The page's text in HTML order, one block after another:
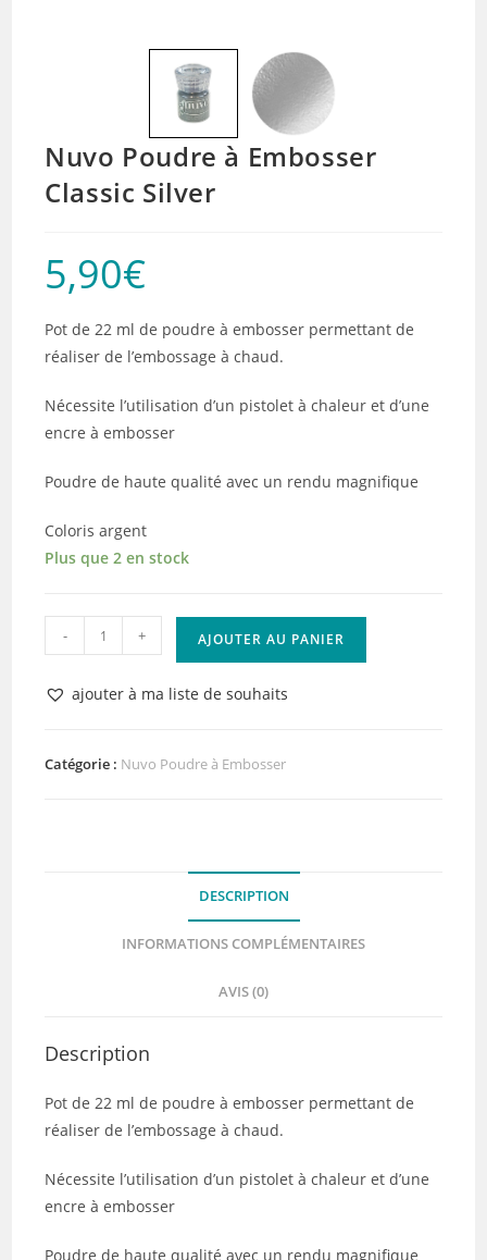
Nuvo Poudre à Embosser
Classic Silver
5,90€
Pot de 22 ml de poudre à embosser permettant de
réaliser de l’embossage à chaud.
Nécessite l’utilisation d’un pistolet à chaleur et d’une
encre à embosser
Poudre de haute qualité avec un rendu magnifique
Coloris argent
Plus que 2 en stock
quantité
de
Nuvo
Poudre
Embosser
- + AJOUTER AU PANIER
ajouter à ma liste de souhaits
Catégorie : Nuvo Poudre à Embosser
DESCRIPTION
INFORMATIONS COMPLÉMENTAIRES
AVIS (0)
Description
Pot de 22 ml de poudre à embosser permettant de
réaliser de l’embossage à chaud.
Nécessite l’utilisation d’un pistolet à chaleur et d’une
encre à embosser
Poudre de haute qualité avec un rendu magnifique